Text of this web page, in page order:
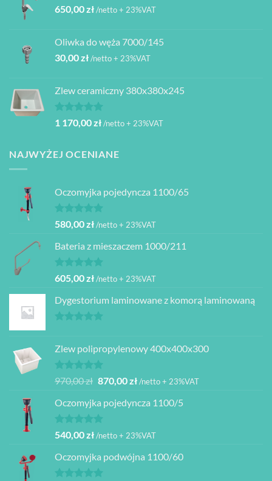
650,00zł/netto + 23%VAT
Oliwka do węża 7000/145
30,00zł/netto + 23%VAT
Zlew ceramiczny 380x380x245
Oceniono
na 5
1 170,00zł/netto + 23%VAT
NAJWYŻEJ OCENIANE
Oczomyjka pojedyncza 1100/65
Oceniono
na 5
580,00zł/netto + 23%VAT
Bateria z mieszaczem 1000/211
Oceniono
na 5
605,00zł/netto + 23%VAT
Dygestorium laminowane z komorą laminowaną
Zlew polipropylenowy 400x400x300
Oceniono
na 5
970,00zł Pierwotna
wynosiła:
970,00 zł.
870,00złAktualna
wynosi:
/netto + 23%VAT
Oczomyjka pojedyncza 1100/5
Oceniono
na 5
540,00zł/netto + 23%VAT
Oczomyjka podwójna 1100/60